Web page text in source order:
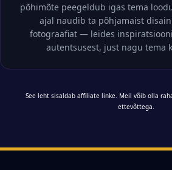
põhimõte peegeldub igas tema
ajal naudib ta põhjamaist
fotograafiat — leides
autentsusest, just nagu tema
See leht sisaldab affiliate linke. Meil võib olla
ettevõttega.